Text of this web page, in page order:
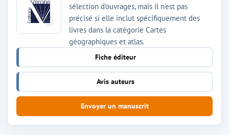
sélection d'ouvrages, mais il n'est pas
précisé si elle inclut spécifiquement des
livres dans la catégorie Cartes
géographiques et atlas.
Fiche éditeur
Avis auteurs
Envoyer un manuscrit